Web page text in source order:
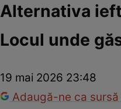
Alternativa
Locul unde
19 mai 2026 23:48
Adaugă-ne ca